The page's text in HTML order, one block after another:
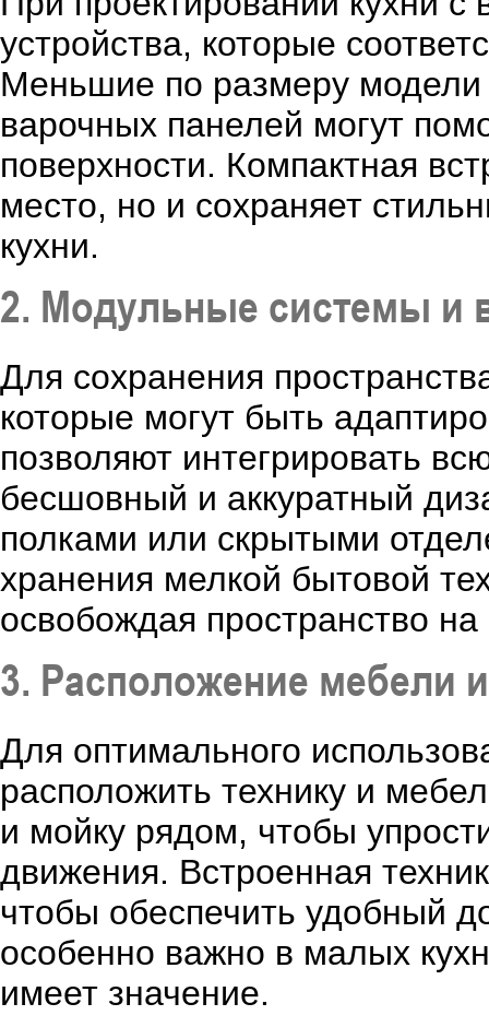
устройства, которые
Меньшие по размеру
варочных панелей могут
поверхности. Компактная
место, но и сохраняет
кухни.
2. Модульные системы и
Для сохранения
которые могут быть
позволяют интегрировать
бесшовный и аккуратный
полками или скрытыми
хранения мелкой бытовой
освобождая пространство
3. Расположение мебели
Для оптимального
расположить технику и
и мойку рядом, чтобы
движения. Встроенная
чтобы обеспечить удобный
особенно важно в малых
имеет значение.